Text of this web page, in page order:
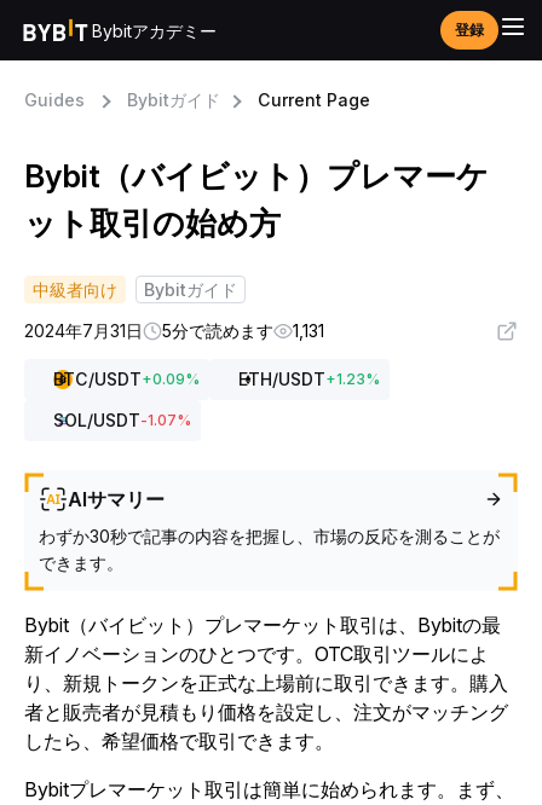
Bybitアカデミー 登録
Guides Bybitガイド Current Page
Bybit（バイビット）プレマーケ
ット取引の始め方
中級者向け
Bybitガイド
2024年7月31日
5分で読めます 1,131
BTC/USDT+0.09% ETH/USDT+1.23%
SOL/USDT-1.07%
AIサマリー
わずか30秒で記事の内容を把握し、市場の反応を測ることが
できます。
Bybit（バイビット）プレマーケット取引は、Bybitの最
新イノベーションのひとつです。OTC取引ツールによ
り、新規トークンを正式な上場前に取引できます。購入
者と販売者が見積もり価格を設定し、注文がマッチング
したら、希望価格で取引できます。
Bybitプレマーケット取引は簡単に始められます。まず、